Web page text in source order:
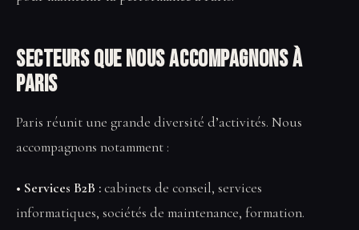
Secteurs que nous accompagnons à
Paris
Paris réunit une grande diversité d’activités. Nous
accompagnons notamment :
• Services B2B :cabinets de conseil, services
informatiques, sociétés de maintenance, formation.